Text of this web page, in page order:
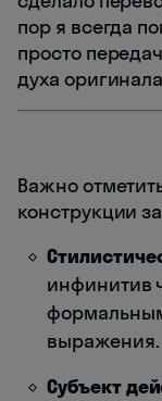
пор я всегда
просто
духа
Важно
конструкции
инфинитив
выражения.
Субъект